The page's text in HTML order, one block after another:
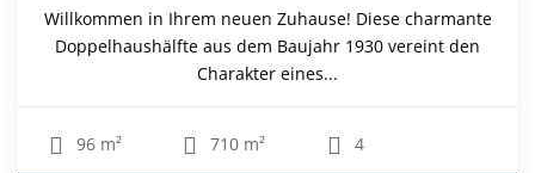
Willkommen in Ihrem neuen Zuhause! Diese charmante
Doppelhaushälfte aus dem Baujahr 1930 vereint den
Charakter eines...
96 m² 710 m² 4